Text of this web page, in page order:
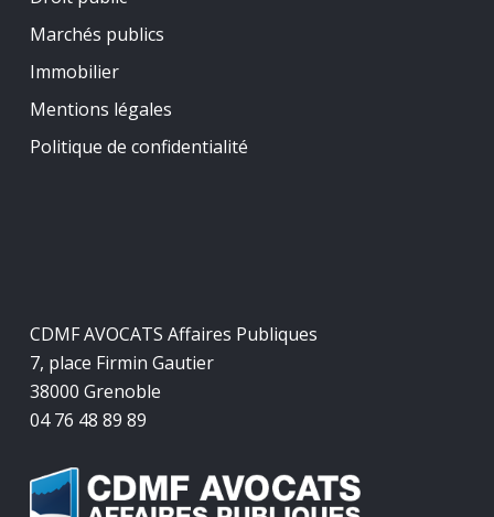
Marchés publics
Immobilier
Mentions légales
Politique de confidentialité
CDMF AVOCATS Affaires Publiques
7, place Firmin Gautier
38000 Grenoble
04 76 48 89 89